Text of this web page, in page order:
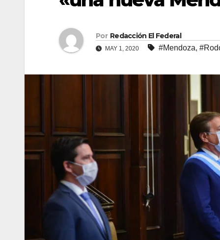
Por Redacción El Federal
MAY 1, 2020 #Mendoza,